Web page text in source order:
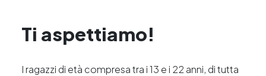
Ti aspettiamo!
I ragazzi di età compresa tra i 13 e i 22 anni, di tutta